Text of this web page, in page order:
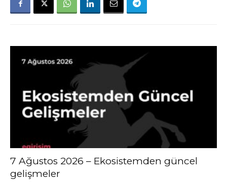
7 Ağustos 2026 – Ekosistemden güncel
gelişmeler